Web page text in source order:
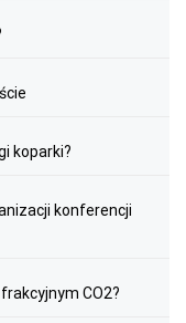
koparki?
konferencji
CO2?